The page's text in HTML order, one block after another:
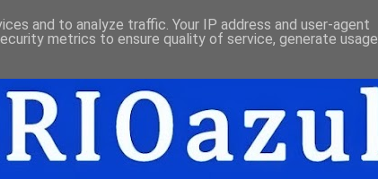
and to analyze traffic. Your IP address and user-agent
metrics to ensure quality of service, generate usage